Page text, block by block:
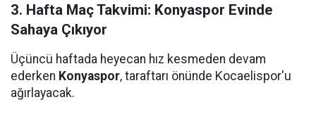
3. Hafta Maç Takvimi: Konyaspor Evinde
Sahaya Çıkıyor
Üçüncü haftada heyecan hız kesmeden devam
ederken Konyaspor, taraftarı önünde Kocaelispor'u
ağırlayacak.